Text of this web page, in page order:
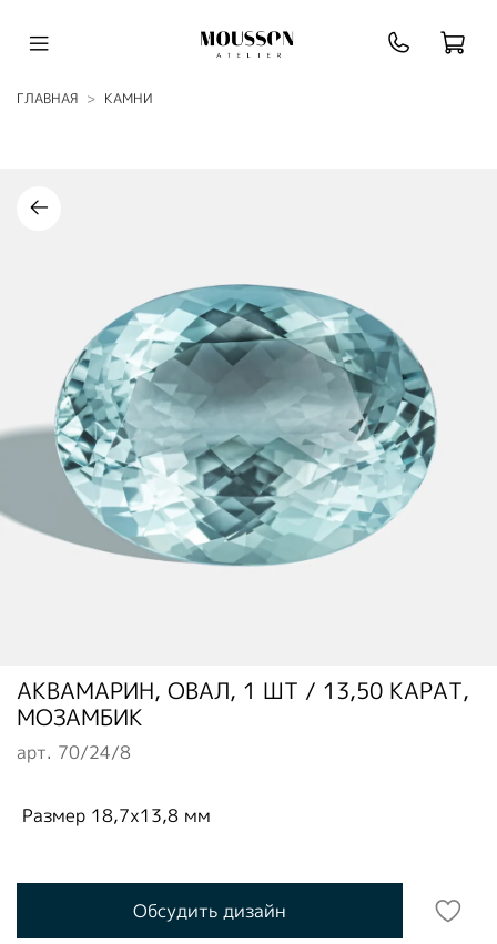
ГЛАВНАЯ КАМНИ
арт. 70/24/8
АКВАМАРИН, ОВАЛ, 1 ШТ / 13,50 КАРАТ,
МОЗАМБИК
Размер 18,7x13,8 мм
Обсудить дизайн